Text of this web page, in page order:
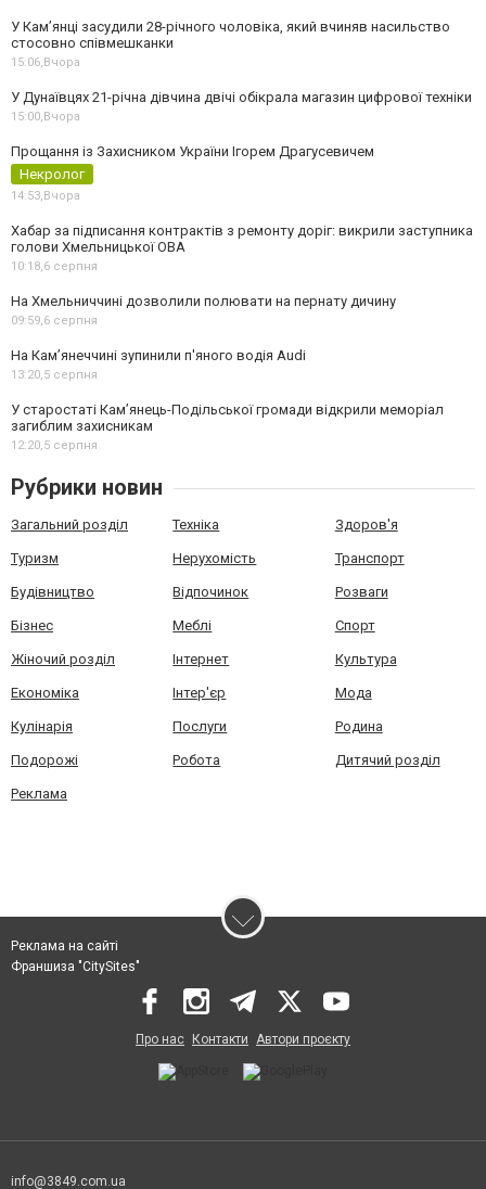
У Камʼянці засудили 28-річного чоловіка, який вчиняв насильство
стосовно співмешканки
15:06,Вчора
У Дунаївцях 21-річна дівчина двічі обікрала магазин цифрової техніки
15:00,Вчора
Прощання із Захисником України Ігорем Драгусевичем
Некролог
14:53,Вчора
Хабар за підписання контрактів з ремонту доріг: викрили заступника
голови Хмельницької ОВА
10:18,6 серпня
На Хмельниччині дозволили полювати на пернату дичину
09:59,6 серпня
На Камʼянеччині зупинили п'яного водія Audi
13:20,5 серпня
У старостаті Кам’янець-Подільської громади відкрили меморіал
загиблим захисникам
12:20,5 серпня
Рубрики новин
Загальний розділ Техніка Здоров'я
Туризм Нерухомість Транспорт
Будівництво Відпочинок Розваги
Бізнес Меблі Спорт
Жіночий розділ Інтернет Культура
Економіка Інтер'єр Мода
Кулінарія Послуги Родина
Подорожі Робота Дитячий розділ
Реклама
Реклама на сайті
Франшиза "CitySites"
Про нас Контакти Автори проєкту
info@3849.com.ua